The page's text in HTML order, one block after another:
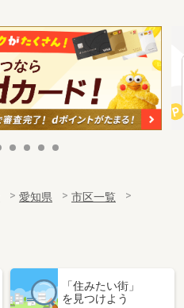
愛知県
市区一覧
「住みたい街」
を見つけよう